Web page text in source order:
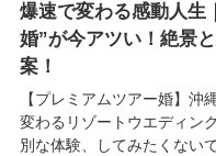
爆速で変わる感動人生
婚”が今アツい！絶景
案！
【プレミアムツアー婚】沖
変わるリゾートウエディン
別な体験、してみたくない